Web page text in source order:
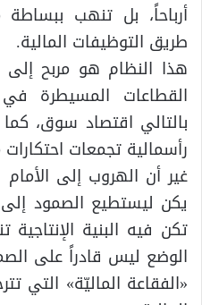
أرباحاً، بل تنهب
طريق التوظيفات المالية.
هذا النظام هو مربح إلى
القطاعات المسيطرة
بالتالي اقتصاد سوق،
رأسمالية تجمعات احتكارات
غير أن الهروب إلى
يكن ليستطيع الصمود
تكن فيه البنية
الوضع ليس قادراً على
«الفقاعة الماليّة» التي